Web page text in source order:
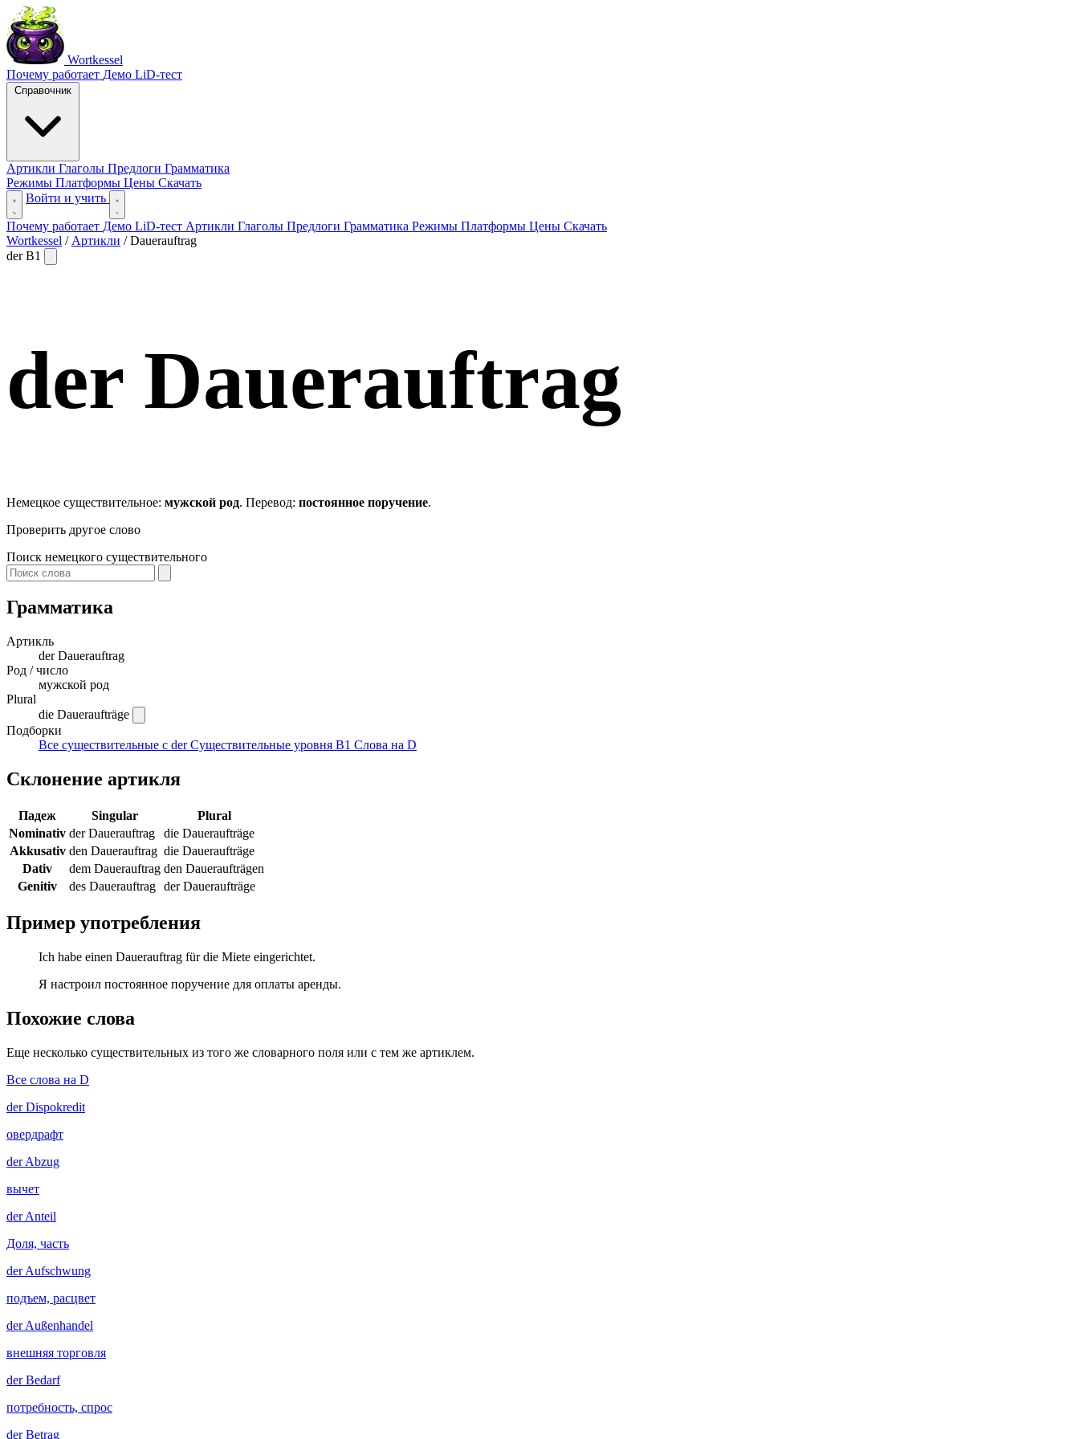
Wortkessel
Почему работает Демо LiD-тест
Справочник
Артикли Глаголы Предлоги Грамматика
Режимы Платформы Цены Скачать
Войти и учить
Почему работает Демо LiD-тест Артикли Глаголы Предлоги Грамматика Режимы Платформы Цены Скачать
Wortkessel / Артикли / Dauerauftrag
derB1
der Dauerauftrag
Немецкое существительное: мужской род. Перевод: постоянное поручение.
Проверить другое слово
Поиск немецкого существительного
Грамматика
Артикль
derDauerauftrag
Род / число
мужской род
Plural
die Daueraufträge
Подборки
Все существительные с derСуществительные уровня B1 Слова на D
Склонение артикля
Падеж Singular
Plural
Nominativ der Dauerauftrag
die Daueraufträge
Akkusativ den Dauerauftrag die Daueraufträge
Dativ
dem Dauerauftrag den Daueraufträgen
Genitiv
des Dauerauftrag der Daueraufträge
Пример употребления
Ich habe einen Dauerauftrag für die Miete eingerichtet.
Я настроил постоянное поручение для оплаты аренды.
Похожие слова
Еще несколько существительных из того же словарного поля или с тем же артиклем.
Все слова на D
derDispokredit
овердрафт
derAbzug
вычет
derAnteil
Доля, часть
derAufschwung
подъем, расцвет
derAußenhandel
внешняя торговля
derBedarf
потребность, спрос
derBetrag